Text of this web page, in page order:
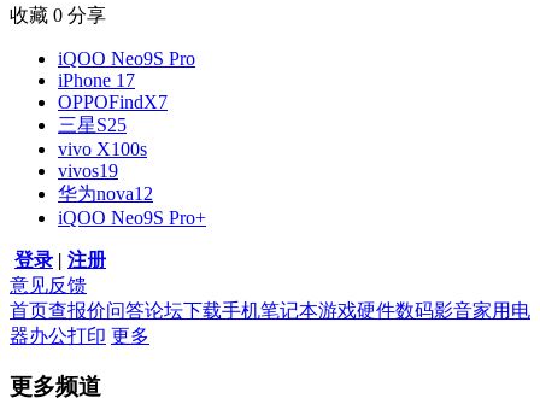
收藏 0 分享
iQOO Neo9S Pro
iPhone 17
OPPOFindX7
三星S25
vivo X100s
vivos19
华为nova12
iQOO Neo9S Pro+
登录 | 注册
意见反馈
首页查报价问答论坛下载手机笔记本游戏硬件数码影音家用电
器办公打印 更多
更多频道